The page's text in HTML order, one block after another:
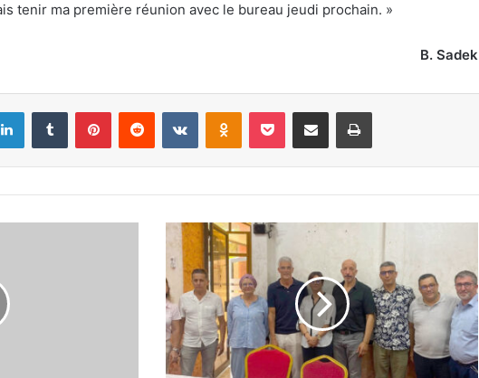
tenir ma première réunion avec le bureau jeudi prochain. »
B. Sadek
LinkedinTumblr PinterestReddit VKontakteOdnoklassniki
Pocket Partager par email Imprimer
AGE
de
la
Fédération
nationale
-
-
Sofiane